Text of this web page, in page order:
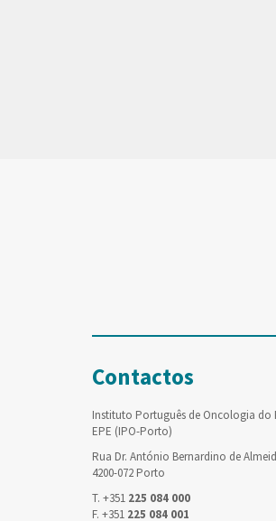
Contactos
Instituto Português de Oncologia do
EPE (IPO-Porto)
Rua Dr. António Bernardino de
4200-072 Porto
T. +351 225 084 000
F. +351 225 084 001